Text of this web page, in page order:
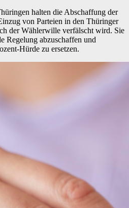
halten die Abschaffung der
von Parteien in den Thüringer
der Wählerwille verfälscht wird. Sie
Regelung abzuschaffen und
Hürde zu ersetzen.